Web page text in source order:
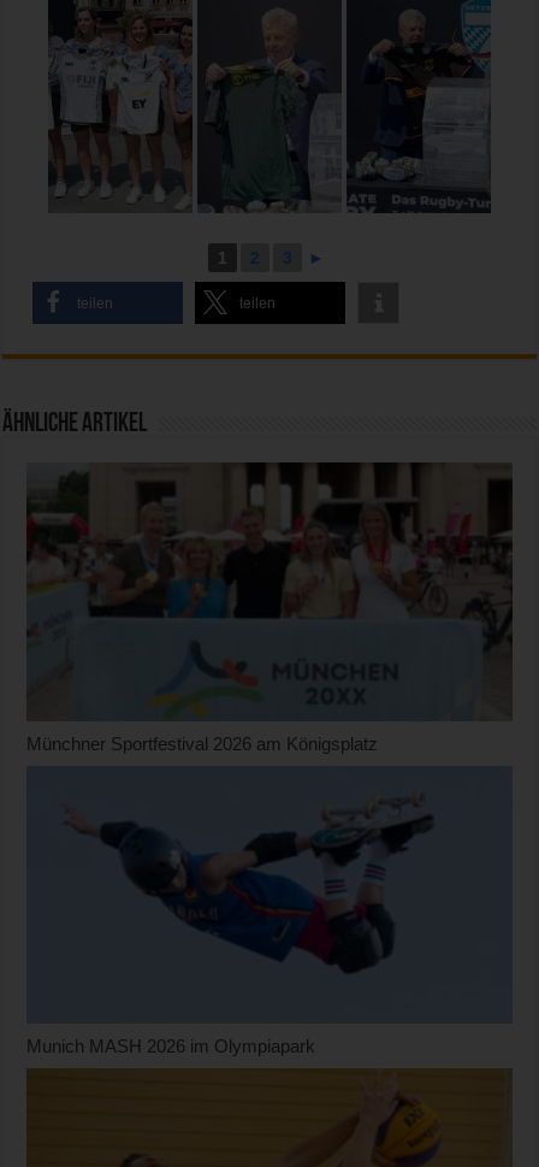
1 2 3 ►
teilen teilen
Ähnliche Artikel
Münchner Sportfestival 2026 am Königsplatz
Munich MASH 2026 im Olympiapark